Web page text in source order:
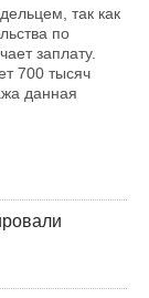
так как
по
заплату.
700 тысяч
данная